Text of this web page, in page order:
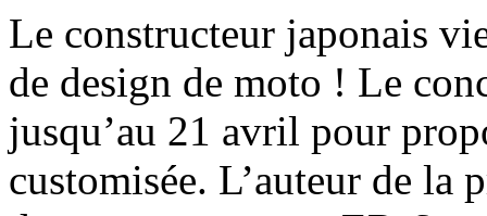
Le constructeur japonais
de design de moto ! Le
jusqu’au 21 avril pour
customisée. L’auteur de